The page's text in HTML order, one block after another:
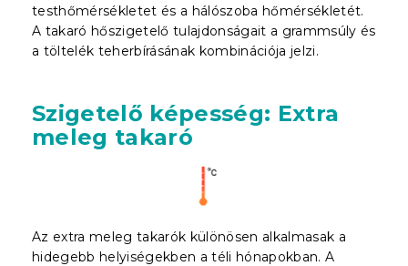
testhőmérsékletet és a hálószoba hőmérsékletét.
A takaró hőszigetelő tulajdonságait a grammsúly és
a töltelék teherbírásának kombinációja jelzi.
Szigetelő képesség: Extra
meleg takaró
Az extra meleg takarók különösen alkalmasak a
hidegebb helyiségekben a téli hónapokban. A